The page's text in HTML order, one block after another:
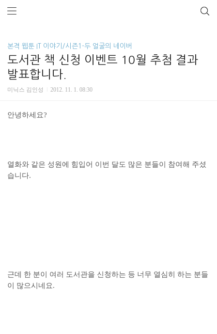
본격 웹툰 IT 이야기/시즌1-두 얼굴의 네이버
도서관 책 신청 이벤트 10월 추첨 결과
발표합니다.
미닉스 김인성 2012. 11. 1. 08:30
안녕하세요?
열화와 같은 성원에 힘입어 이번 달도 많은 분들이 참여해 주셨
습니다.
근데 한 분이 여러 도서관을 신청하는 등 너무 열심히 하는 분들
이 많으시네요.